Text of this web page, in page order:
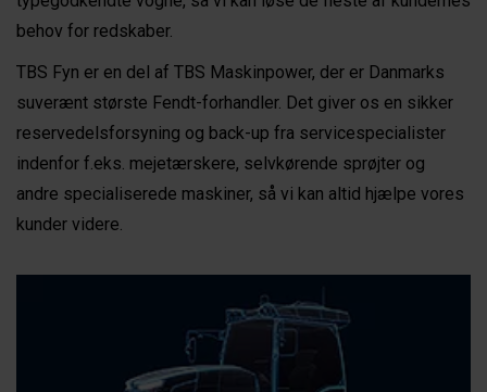
behov for redskaber.
TBS Fyn er en del af TBS Maskinpower, der er Danmarks
suverænt største Fendt-forhandler. Det giver os en sikker
reservedelsforsyning og back-up fra servicespecialister
indenfor f.eks. mejetærskere, selvkørende sprøjter og
andre specialiserede maskiner, så vi kan altid hjælpe vores
kunder videre.